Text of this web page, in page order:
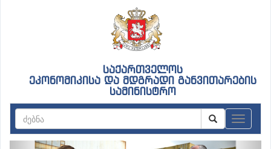
საქართველოს
ეკონომიკისა და მდგრადი განვითარების
სამინისტრო